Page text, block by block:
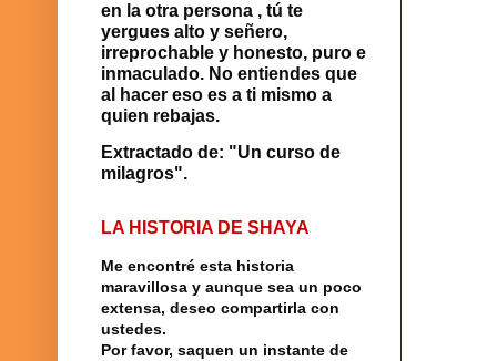
en la otra persona , tú te
yergues alto y señero,
irreprochable y honesto, puro e
inmaculado. No entiendes que
al hacer eso es a ti mismo a
quien rebajas.
Extractado de: "Un curso de
milagros".
LA HISTORIA DE SHAYA
Me encontré esta historia
maravillosa y aunque sea un poco
extensa, deseo compartirla con
ustedes.
Por favor, saquen un instante de